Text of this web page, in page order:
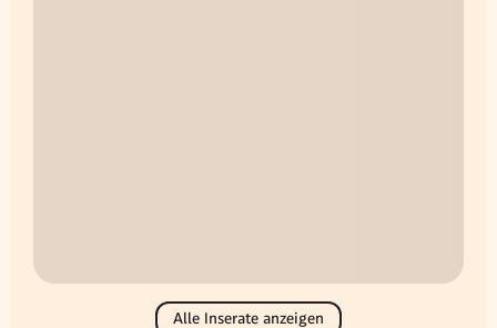
Alle Inserate anzeigen